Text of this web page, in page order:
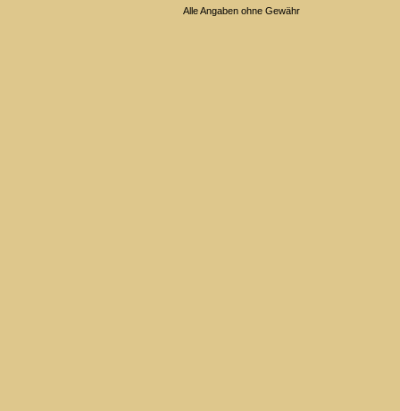
Alle Angaben ohne Gewähr